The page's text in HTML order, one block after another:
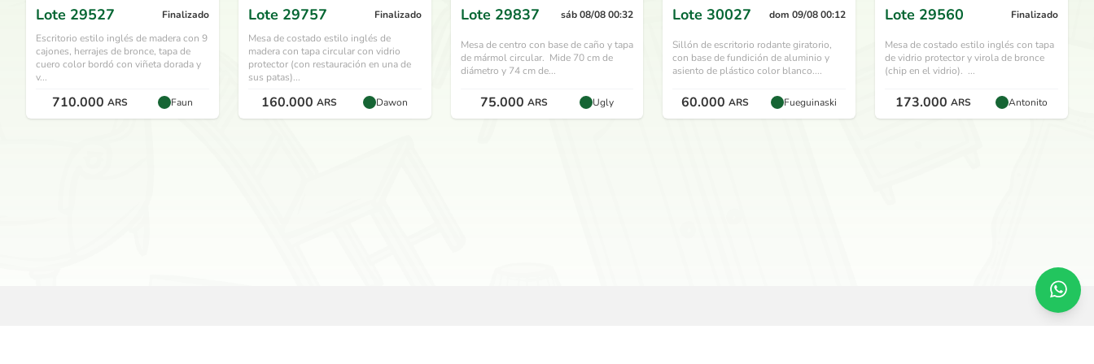
Lote 29527
Finalizado
Escritorio estilo inglés de madera con 9
cajones, herrajes de bronce, tapa de
cuero color bordó con viñeta dorada y
v...
710.000 ARS Faun
Lote 29757
Finalizado
Mesa de costado estilo inglés de
madera con tapa circular con vidrio
protector (con restauración en una de
sus patas)...
160.000 ARS Dawon
Lote 29837 sáb 08/08 00:32
Mesa de centro con base de caño y tapa
de mármol circular. Mide 70 cm de
diámetro y 74 cm de...
75.000 ARS Ugly
Lote30027 dom 09/08 00:12
Sillón de escritorio rodante giratorio,
con base de fundición de aluminio y
asiento de plástico color blanco....
60.000 ARS Fueguinaski
Lote 29560 Finalizado
Mesa de costado estilo inglés con tapa
de vidrio protector y virola de bronce
(chip en el vidrio). ...
173.000 ARS Antonito